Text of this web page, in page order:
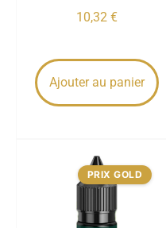
10,32 €
Ajouter au panier
PRIX GOLD